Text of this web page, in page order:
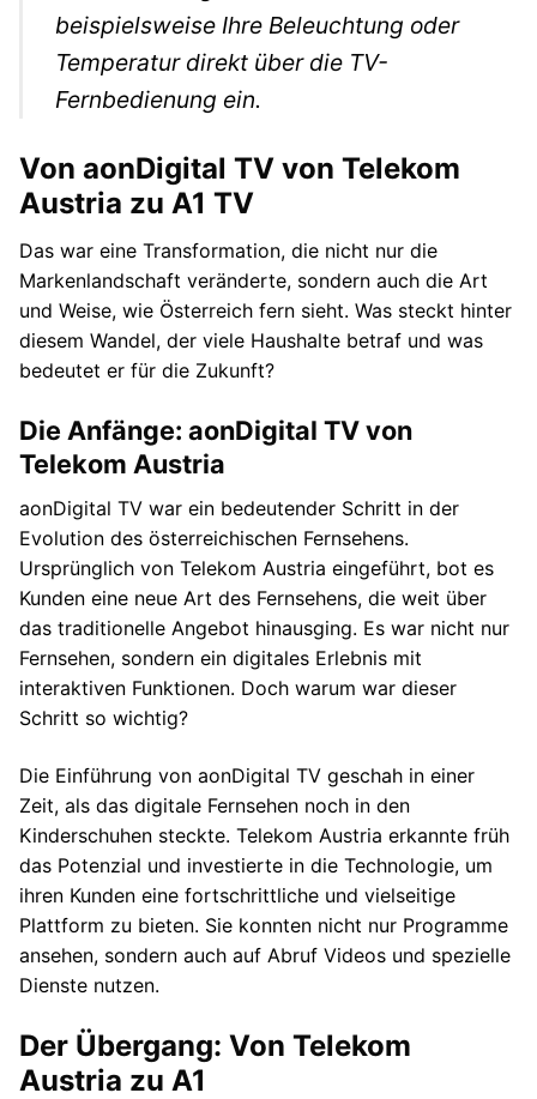
beispielsweise Ihre Beleuchtung oder
Temperatur direkt über die TV-
Fernbedienung ein.
Von aonDigital TV von Telekom
Austria zu A1 TV
Das war eine Transformation, die nicht nur die
Markenlandschaft veränderte, sondern auch die Art
und Weise, wie Österreich fern sieht. Was steckt hinter
diesem Wandel, der viele Haushalte betraf und was
bedeutet er für die Zukunft?
Die Anfänge: aonDigital TV von
Telekom Austria
aonDigital TV war ein bedeutender Schritt in der
Evolution des österreichischen Fernsehens.
Ursprünglich von Telekom Austria eingeführt, bot es
Kunden eine neue Art des Fernsehens, die weit über
das traditionelle Angebot hinausging. Es war nicht nur
Fernsehen, sondern ein digitales Erlebnis mit
interaktiven Funktionen. Doch warum war dieser
Schritt so wichtig?
Die Einführung von aonDigital TV geschah in einer
Zeit, als das digitale Fernsehen noch in den
Kinderschuhen steckte. Telekom Austria erkannte früh
das Potenzial und investierte in die Technologie, um
ihren Kunden eine fortschrittliche und vielseitige
Plattform zu bieten. Sie konnten nicht nur Programme
ansehen, sondern auch auf Abruf Videos und spezielle
Dienste nutzen.
Der Übergang: Von Telekom
Austria zu A1